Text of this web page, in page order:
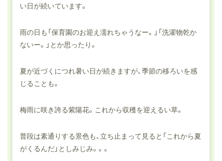
い日が続いています。
雨の日も「保育園のお迎え濡れちゃうなー。」「洗濯物乾か
ないー。」とか思ったり。
夏が近づくにつれ暑い日が続きますが、季節の移ろいを感
じることも。
梅雨に咲き誇る紫陽花。これから収穫を迎えるい草。
普段は素通りする景色も、立ち止まって見ると「これから夏
がくるんだ」としみじみ。。。